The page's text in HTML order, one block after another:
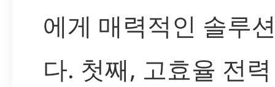
에게 매력적인 솔루
다. 첫째, 고효율 전